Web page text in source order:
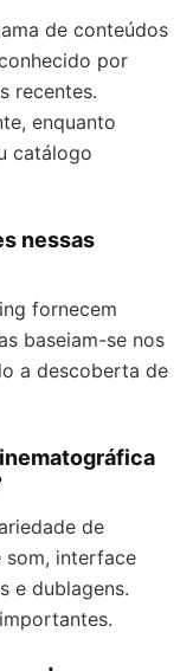
de conteúdos
por
recentes.
enquanto
catálogo
nessas
fornecem
baseiam-se nos
a descoberta de
de
som, interface
e dublagens.